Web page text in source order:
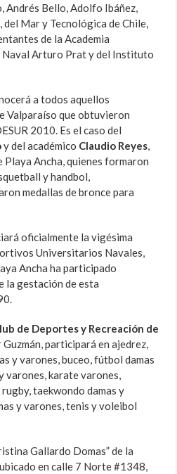
Andrés Bello, Adolfo Ibáñez,
del Mar y Tecnológica de Chile,
de la Academia
Naval Arturo Prat y del Instituto
a todos aquellos
Valparaíso que obtuvieron
2010. Es el caso del
y del académico Claudio Reyes,
Playa Ancha, quienes formaron
y handbol,
medallas de bronce para
oficialmente la vigésima
Universitarios Navales,
Ancha ha participado
la gestación de esta
de Deportes y Recreación de
participará en ajedrez,
y varones, buceo, fútbol damas
varones, karate varones,
taekwondo damas y
y varones, tenis y voleibol
Gallardo Domas” de la
en calle 7 Norte #1348,